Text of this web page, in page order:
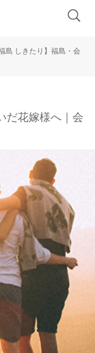
福島 しきたり】福島・会
だ花嫁様へ｜会